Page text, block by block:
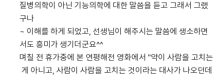
질병의학이 아닌 기능의학에 대한 말씀을 듣고 그래서 그랬
구나
~ 이해를 하게 되었고, 선생님이 해주시는 말씀에 생소하면
서도 흥미가 생기더군요^^
며칠 전 휴가중에 본 연평해전 영화에서 "약이 사람을 고치는
게 아니고, 사람이 사람을 고치는 것이라는 대사가 나오던데